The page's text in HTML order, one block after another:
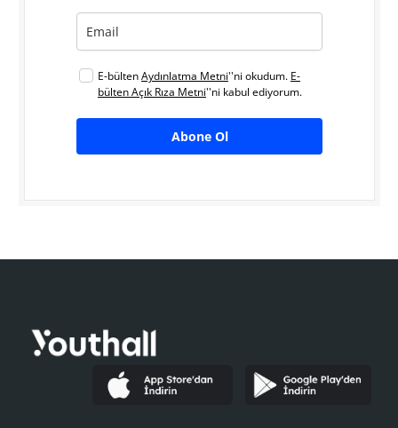
E-bültenAydınlatma Metni''ni okudum. E-
bülten Açık Rıza Metni''ni kabul ediyorum.
Abone Ol